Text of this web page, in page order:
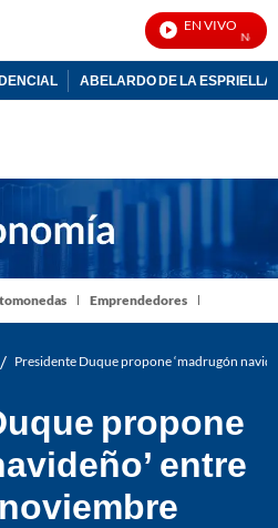
EN VIVO
ABELARDO DE LA ESPRIELLA
Emprendedores
/ Presidente Duque propone ‘madrugón
propone
entre